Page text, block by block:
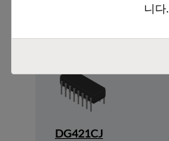
DG421CJ
니다.